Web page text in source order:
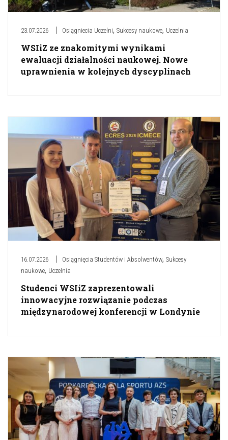
23.07.2026 Osiągniecia Uczelni, Sukcesy naukowe, Uczelnia
WSIiZ ze znakomitymi wynikami
ewaluacji działalności naukowej. Nowe
uprawnienia w kolejnych dyscyplinach
16.07.2026 Osiągnięcia Studentów i Absolwentów, Sukcesy
naukowe, Uczelnia
Studenci WSIiZ zaprezentowali
innowacyjne rozwiązanie podczas
międzynarodowej konferencji w Londynie